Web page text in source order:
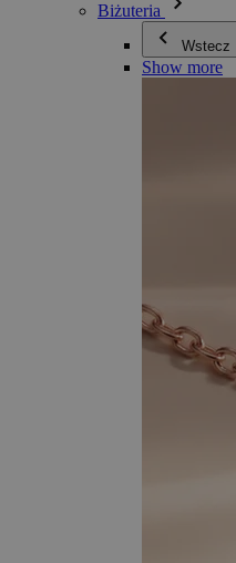
Biżuteria
Wstecz
Show more